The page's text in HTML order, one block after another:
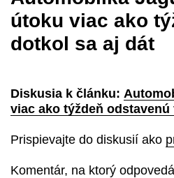
útoku viac ako
dotkol sa aj dát
Diskusia k článku:
viac ako týždeň
Prispievajte do diskusií ako
Komentár, na ktorý